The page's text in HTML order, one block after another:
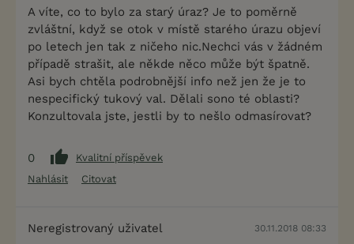
A víte, co to bylo za starý úraz? Je to poměrně
zvláštní, když se otok v místě starého úrazu objeví
po letech jen tak z ničeho nic.Nechci vás v žádném
případě strašit, ale někde něco může být špatně.
Asi bych chtěla podrobnější info než jen že je to
nespecifický tukový val. Dělali sono té oblasti?
Konzultovala jste, jestli by to nešlo odmasírovat?
0
Kvalitní příspěvek
Nahlásit
Citovat
Neregistrovaný uživatel 30.11.2018 08:33